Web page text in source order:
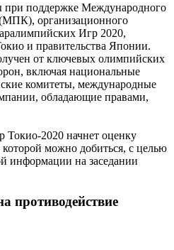
при поддержке Международного
организационного
Игр 2020,
и правительства Японии.
от ключевых олимпийских
включая национальные
комитеты, международные
обладающие правами,
Токио-2020 начнет оценку
можно добиться, с целью
информации на заседании
противодействие